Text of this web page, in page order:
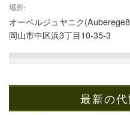
場所:
オーベルジュヤニク
岡山市中区浜3丁目10-35-3
最新の